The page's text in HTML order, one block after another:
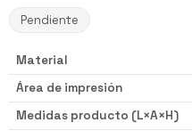
Pendiente
Material
Área de impresión
Medidas producto (L×A×H)